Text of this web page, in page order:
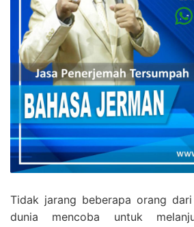
Tidak jarang beberapa orang
dunia mencoba untuk